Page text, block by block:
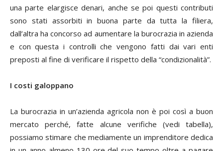
una parte elargisce denari, anche se poi questi contributi
sono stati assorbiti in buona parte da tutta la filiera,
dall’altra ha concorso ad aumentare la burocrazia in azienda
e con questa i controlli che vengono fatti dai vari enti
preposti al fine di verificare il rispetto della “condizionalità”.
I costi galoppano
La burocrazia in un’azienda agricola non è poi così a buon
mercato perché, fatte alcune verifiche (vedi tabella),
possiamo stimare che mediamente un imprenditore dedica